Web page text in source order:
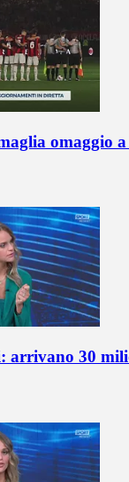
omaggio
arrivano 30